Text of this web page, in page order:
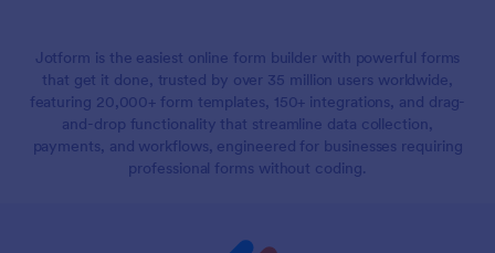
Jotform is the easiest online form builder with powerful forms
that get it done, trusted by over 35 million users worldwide,
featuring 20,000+ form templates, 150+ integrations, and drag-
and-drop functionality that streamline data collection,
payments, and workflows, engineered for businesses requiring
professional forms without coding.